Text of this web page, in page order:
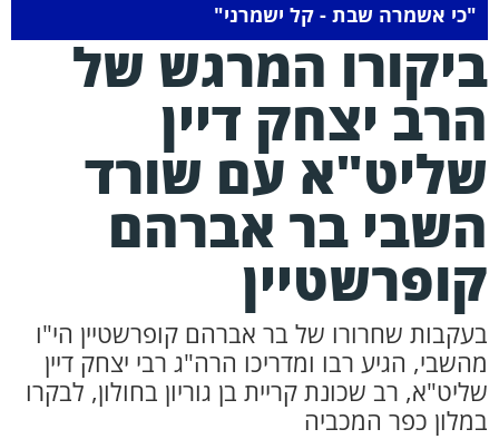
"כי אשמרה שבת - קל ישמרני"
המרגש של
יצחק דיין
עם שורד
בר אברהם
שחרורו של בר אברהם קופרשטיין הי"ו
הגיע רבו ומדריכו הרה"ג רבי יצחק דיין
רב שכונת קריית בן גוריון בחולון, לבקרו
כפר המכביה